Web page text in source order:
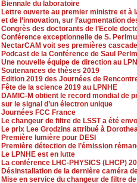
Biennale du laboratoire
Lettre ouverte au premier ministre et à
et de l’innovation, sur l’augmentation
Congrès des doctorants de l’Ecole
Conférence exceptionnelle de S.
NectarCAM voit ses premières
Podcast de la Conférence de Saul
Une nouvelle équipe de direction au
Soutenances de thèses 2019
Edition 2019 des Journées de
Fête de la science 2019 au LPNHE
DAMIC-M obtient le record mondial de
sur le signal d’un électron unique
Journées FCC France
Le changeur de filtre de LSST a été
Le prix Lee Grodzins attribué à
Première lumière pour DESI
Première détection de l’émission
Le LPNHE est en lutte
La conférence LHC-PHYSICS (LHCP)
Désinstallation de la dernière caméra
Mise en service du changeur de filtre de